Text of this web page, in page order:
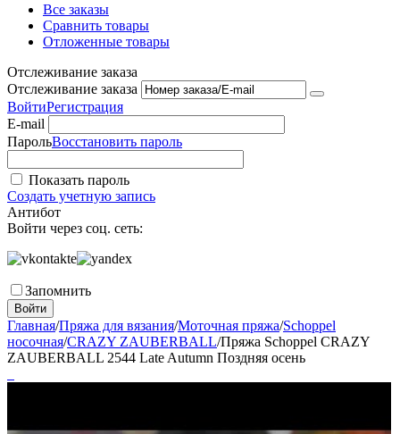
Все заказы
Сравнить товары
Отложенные товары
Отслеживание заказа
Отслеживание заказа
ВойтиРегистрация
E-mail
ПарольВосстановить пароль
Показать пароль
Создать учетную запись
Антибот
Войти через соц. сеть:
Запомнить
Войти
Главная/Пряжа для вязания/Моточная пряжа/Schoppel
носочная/CRAZY ZAUBERBALL/Пряжа Schoppel CRAZY
ZAUBERBALL 2544 Late Autumn Поздняя осень